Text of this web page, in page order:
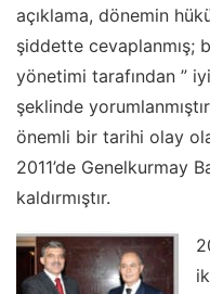
açıklama, dönemin
şiddette cevaplanmış;
yönetimi tarafından ”
şeklinde
önemli bir tarihi olay
2011’de Genelkurmay
kaldırmıştır.